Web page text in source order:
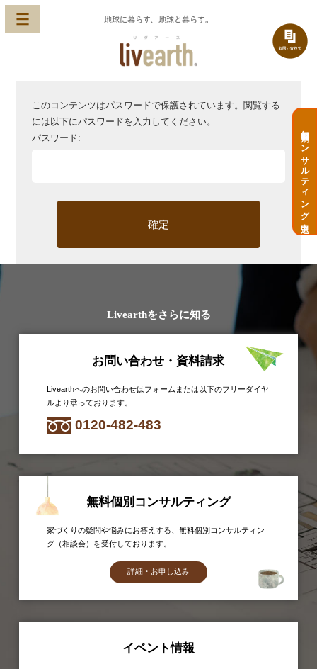
地球に暮らす、地球と暮らす。
無料個別コンサルティング申込
このコンテンツはパスワードで保護されています。閲覧する
には以下にパスワードを入力してください。
パスワード:
Livearthをさらに知る
お問い合わせ・資料請求
Livearthへのお問い合わせはフォームまたは以下のフリーダイヤ
ルより承っております。
0120-482-483
無料個別コンサルティング
家づくりの疑問や悩みにお答えする、無料個別コンサルティン
グ（相談会）を受付しております。
詳細・お申し込み
イベント情報